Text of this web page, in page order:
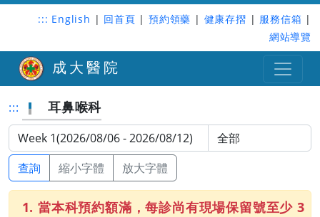
::: English | 回首頁 | 預約領藥 | 健康存摺 | 服務信箱 |
網站導覽
成大醫院
::: 耳鼻喉科
查詢 縮小字體 放大字體
當本科預約額滿，每診尚有現場保留號至少 3